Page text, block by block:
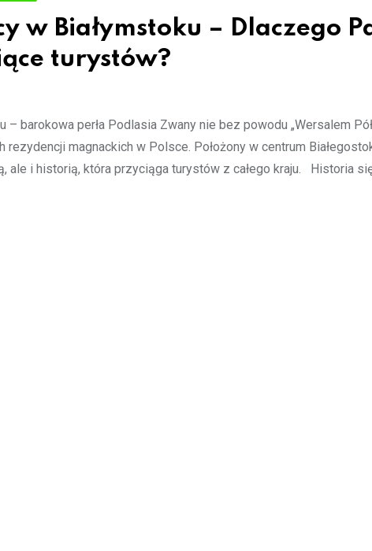
w Białymstoku – Dlaczego
turystów?
– barokowa perła Podlasia Zwany nie bez powodu „Wersalem
rezydencji magnackich w Polsce. Położony w centrum
ale i historią, która przyciąga turystów z całego kraju. Historia